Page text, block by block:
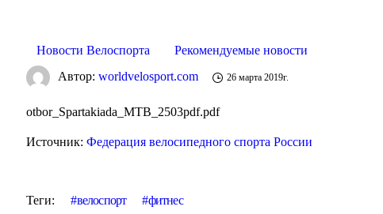
Новости Велоспорта Рекомендуемые новости
Автор:worldvelosport.com 26 марта 2019г.
otbor_Spartakiada_MTB_2503pdf.pdf
Источник:Федерация велосипедного спорта России
Теги: велоспорт фитнес